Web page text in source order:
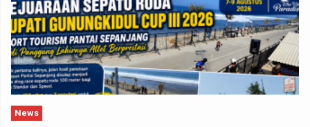
News